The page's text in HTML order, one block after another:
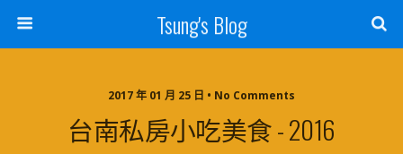
Tsung's Blog
2017 年 01 月 25 日 • No Comments
台南私房小吃美食 - 2016